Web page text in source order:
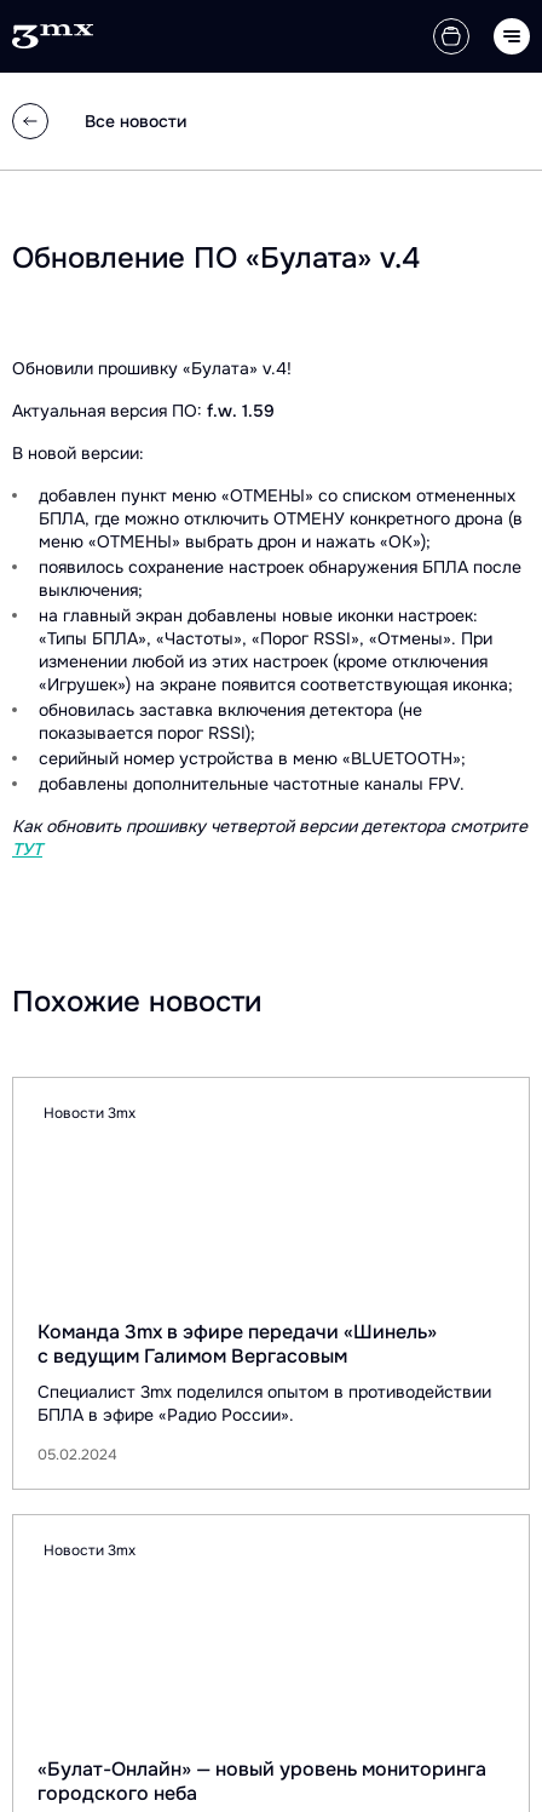
Все новости
Обновление ПО «Булата» v.4
Обновили прошивку «Булата» v.4!
Актуальная версия ПО: f.w. 1.59
В новой версии:
добавлен пункт меню «ОТМЕНЫ» со списком отмененных
БПЛА, где можно отключить ОТМЕНУ конкретного дрона (в
меню «ОТМЕНЫ» выбрать дрон и нажать «ОК»);
появилось сохранение настроек обнаружения БПЛА после
выключения;
на главный экран добавлены новые иконки настроек:
«Типы БПЛА», «Частоты», «Порог RSSI», «Отмены». При
изменении любой из этих настроек (кроме отключения
«Игрушек») на экране появится соответствующая иконка;
обновилась заставка включения детектора (не
показывается порог RSSI);
серийный номер устройства в меню «BLUETOOTH»;
добавлены дополнительные частотные каналы FPV.
Как обновить прошивку четвертой версии детектора смотрите
ТУТ
Похожие новости
Новости 3mx
Команда 3mx в эфире передачи «Шинель»
с ведущим Галимом Вергасовым
Специалист 3mx поделился опытом в противодействии
БПЛА в эфире «Радио России».
05.02.2024
Новости 3mx
«Булат-Онлайн» — новый уровень мониторинга
городского неба